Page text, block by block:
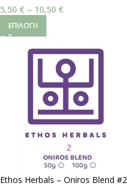
5,50 € – 10,50 €
ΕΠΙΛΟΓΉ
Ethos Herbals – Oniros Blend #2